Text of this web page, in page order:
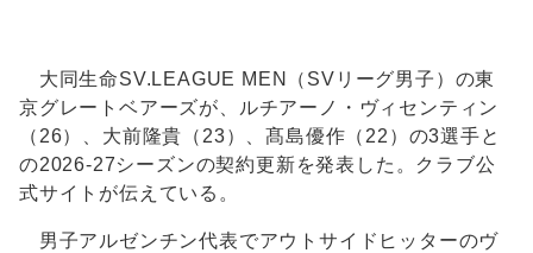
大同生命SV.LEAGUE MEN（SVリーグ男子）の東
京グレートベアーズが、ルチアーノ・ヴィセンティン
（26）、大前隆貴（23）、髙島優作（22）の3選手と
の2026-27シーズンの契約更新を発表した。クラブ公
式サイトが伝えている。
男子アルゼンチン代表でアウトサイドヒッターのヴ